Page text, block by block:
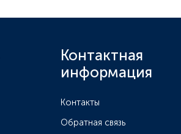
Контактная
информация
Контакты
Обратная связь